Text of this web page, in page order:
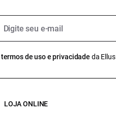
termos de uso e privacidade da Ellus
LOJA ONLINE